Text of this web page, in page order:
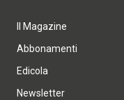
Il Magazine
Abbonamenti
Edicola
Newsletter